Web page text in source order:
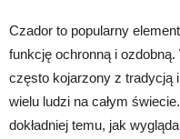
Czador to popularny
funkcję ochronną i
często kojarzony z tradycją
wielu ludzi na całym
dokładniej temu, jak